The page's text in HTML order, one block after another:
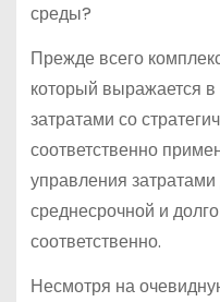
среды?
Прежде всего
который выражается
затратами со
соответственно
управления
среднесрочной и
соответственно.
Несмотря на